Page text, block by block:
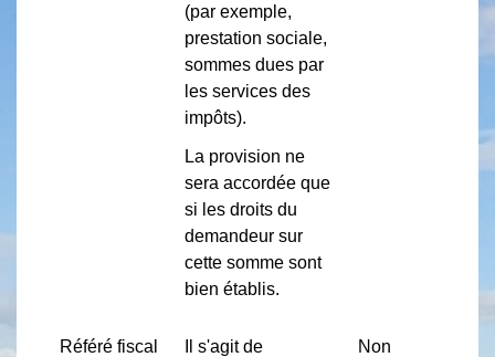
(par exemple,
prestation sociale,
sommes dues par
les services des
impôts).
La provision ne
sera accordée que
si les droits du
demandeur sur
cette somme sont
bien établis.
Référé fiscal
Il s'agit de
Non